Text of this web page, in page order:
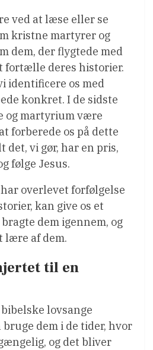
ved at læse eller se
kristne martyrer og
dem, der flygtede med
fortælle deres historier.
identificere os med
konkret. I de sidste
og martyrium være
forberede os på dette
det, vi gør, har en pris,
følge Jesus.
overlevet forfølgelse
kan give os et
dem igennem, og
lære af dem.
til en
lovsange
dem i de tider, hvor
og det bliver